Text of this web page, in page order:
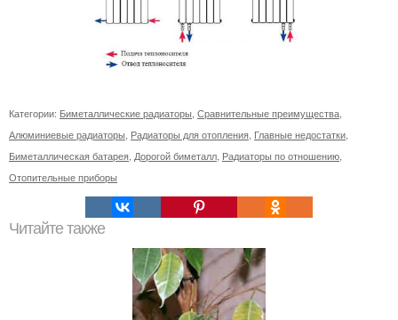
Категории: Биметаллические радиаторы Сравнительные преимущества
Алюминиевые радиаторы Радиаторы для отопления Главные недостатки
Биметаллическая батарея Дорогой биметалл Радиаторы по отношению
Отопительные приборы
Читайте также